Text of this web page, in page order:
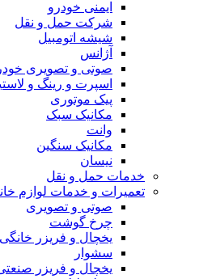
ایمنی خودرو
شرکت حمل و نقل
شیشه اتومبیل
آژانس
صوتی و تصویری
اسپرت و رینگ و
پیک موتوری
مکانیک سبک
وانت
مکانیک سنگین
نیسان
خدمات حمل و نقل
تعمیرات و خدمات لوازم
صوتی و تصویری
چرخ گوشت
یخچال و فریزر خانگی
سشوار
یخچال و فریزر صنعتی